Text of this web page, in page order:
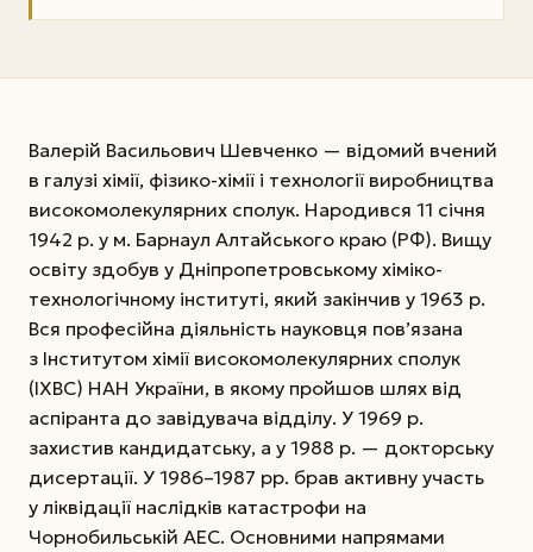
Валерій Васильович Шевченко — відомий вчений
в галузі хімії, фізико-хімії і технології виробництва
високомолекулярних сполук. Народився 11 січня
1942 р. у м. Барнаул Алтайського краю (РФ). Вищу
освіту здобув у Дніпропетровському хіміко-
технологічному інституті, який закінчив у 1963 р.
Вся професійна діяльність науковця пов’язана
з Інститутом хімії високомолекулярних сполук
(ІХВС) НАН України, в якому пройшов шлях від
аспіранта до завідувача відділу. У 1969 р.
захистив кандидатську, а у 1988 р. — докторську
дисертації. У 1986–1987 рр. брав активну участь
у ліквідації наслідків катастрофи на
Чорнобильській АЕС. Основними напрямами